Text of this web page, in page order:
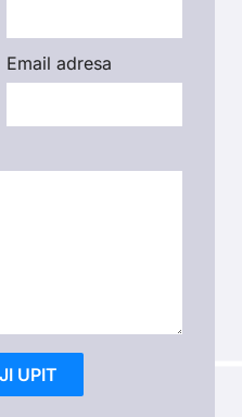
Email adresa